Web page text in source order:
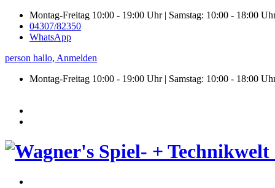
Montag-Freitag 10:00 - 19:00 Uhr | Samstag: 10:00 - 18:00
04307/82350
WhatsApp
person hallo, Anmelden
Montag-Freitag 10:00 - 19:00 Uhr | Samstag: 10:00 - 18:00